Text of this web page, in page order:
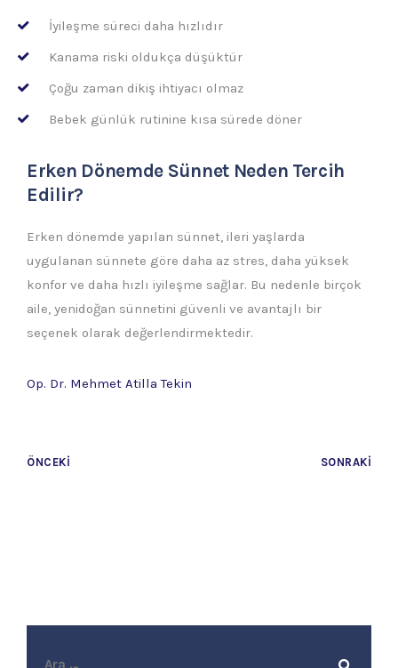
İyileşme süreci daha hızlıdır
Kanama riski oldukça düşüktür
Çoğu zaman dikiş ihtiyacı olmaz
Bebek günlük rutinine kısa sürede döner
Erken Dönemde Sünnet Neden Tercih
Edilir?
Erken dönemde yapılan sünnet, ileri yaşlarda
uygulanan sünnete göre daha az stres, daha yüksek
konfor ve daha hızlı iyileşme sağlar. Bu nedenle birçok
aile, yenidoğan sünnetini güvenli ve avantajlı bir
seçenek olarak değerlendirmektedir.
Op. Dr. Mehmet Atilla Tekin
ÖNCEKI SONRAKI